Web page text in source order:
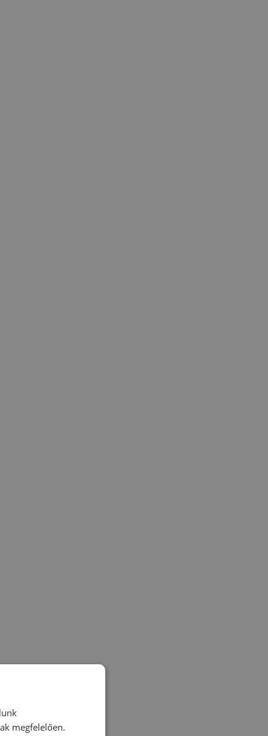
megfelelően.